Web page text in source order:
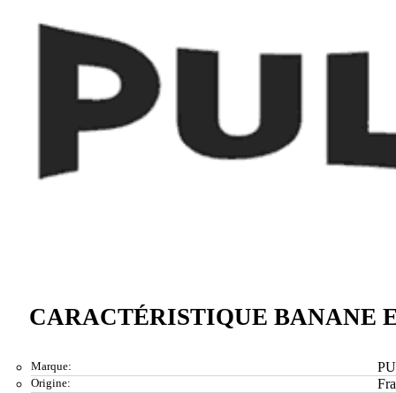
CARACTÉRISTIQUE BANANE
Marque:
Origine: